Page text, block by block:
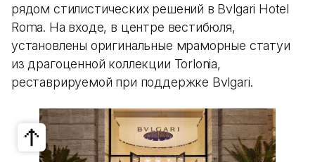
рядом стилистических решений в Bvlgari Hotel
Roma. На входе, в центре вестибюля,
установлены оригинальные мраморные статуи
из драгоценной коллекции Torlonia,
реставрируемой при поддержке Bvlgari.